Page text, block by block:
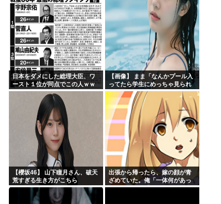
日本をダメにした総理大臣、ワ
ースト１位が同点でこの人ｗｗ
ｗｗｗｗ
【画像】 まま「なんかプール入
ってたら学生にめっちゃ見られ
たw」
【櫻坂46】 山下瞳月さん、破天
荒すぎる生き方がこちら
出張から帰ったら、嫁の顔が青
ざめていた。俺「一体何があっ
たんだ？」嫁「…」→子供たち